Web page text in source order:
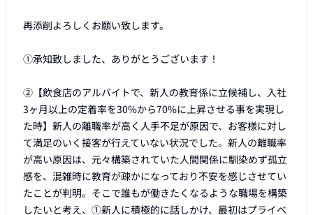
再添削よろしくお願い致します。
①承知致しました、ありがとうございます！
②【飲食店のアルバイトで、新人の教育係に立候補し、入社
3ヶ月以上の定着率を30%から70%に上昇させる事を実現し
た時】新人の離職率が高く人手不足が原因で、お客様に対し
て満足のいく接客が行えていない状況でした。新人の離職率
が高い原因は、元々構築されていた人間関係に馴染めず孤立
感を、混雑時に教育が疎かになっており不安を感じさせてい
たことが判明。そこで誰もが働きたくなるような職場を構築
したいと考え、①新人に積極的に話しかけ、最初はプライベ